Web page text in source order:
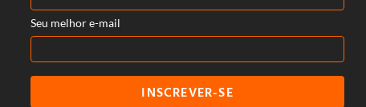
Seu melhor e-mail
INSCREVER-SE